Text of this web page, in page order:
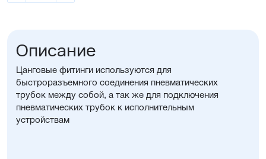
Описание
Цанговые фитинги используются для
быстроразъемного соединения пневматических
трубок между собой, а так же для подключения
пневматических трубок к исполнительным
устройствам